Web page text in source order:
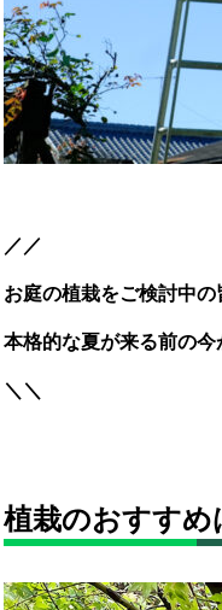
／／
お庭の植栽をご検討中の
本格的な夏が来る前の今
＼＼
植栽のおすすめ